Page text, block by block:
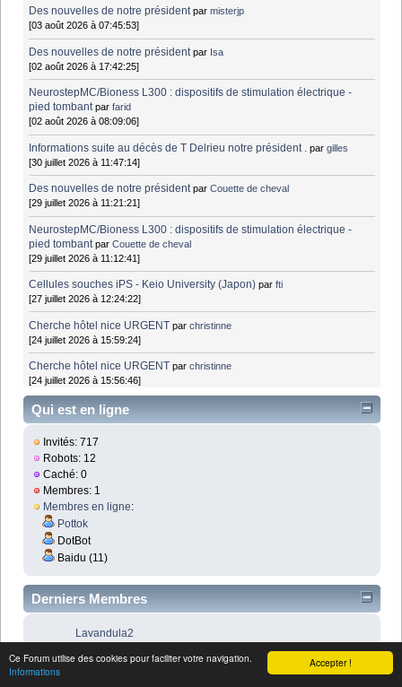
Accepter !
Ce Forum utilise des cookies pour faciliter votre navigation.
Informations
Des nouvelles de notre président parmisterjp
[03 août 2026 à 07:45:53]
Des nouvelles de notre président par Isa
[02 août 2026 à 17:42:25]
NeurostepMC/Bioness L300 : dispositifs de stimulation électrique -
pied tombant parfarid
[02 août 2026 à 08:09:06]
Informations suite au décès de T Delrieu notre président . pargilles
[30 juillet 2026 à 11:47:14]
Des nouvelles de notre président parCouette de cheval
[29 juillet 2026 à 11:21:21]
NeurostepMC/Bioness L300 : dispositifs de stimulation électrique -
pied tombant parCouette de cheval
[29 juillet 2026 à 11:12:41]
Cellules souches iPS - Keio University (Japon) parfti
[27 juillet 2026 à 12:24:22]
Cherche hôtel nice URGENT parchristinne
[24 juillet 2026 à 15:59:24]
Cherche hôtel nice URGENT parchristinne
[24 juillet 2026 à 15:56:46]
Qui est en ligne
Invités: 717
Robots: 12
Caché: 0
Membres: 1
Membres en ligne:
Pottok
DotBot
Baidu (11)
Derniers Membres
Lavandula2
chris26